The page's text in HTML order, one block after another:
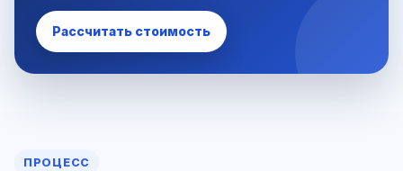
Рассчитать стоимость
ПРОЦЕСС